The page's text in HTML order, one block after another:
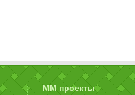
ММ проекты